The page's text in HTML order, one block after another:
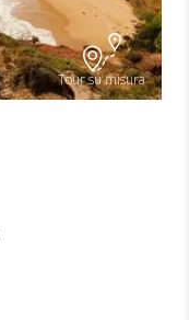
Tour su misura